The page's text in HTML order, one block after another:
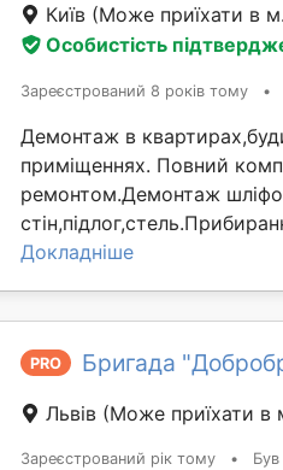
Київ (Може приїхати в
Особистість
Зареєстрований 8 років тому •
Демонтаж в
приміщеннях. Повний
ремонтом.Демонтаж
Докладніше
PRO Бригада
Львів (Може приїхати в
Зареєстрований рік тому • Був